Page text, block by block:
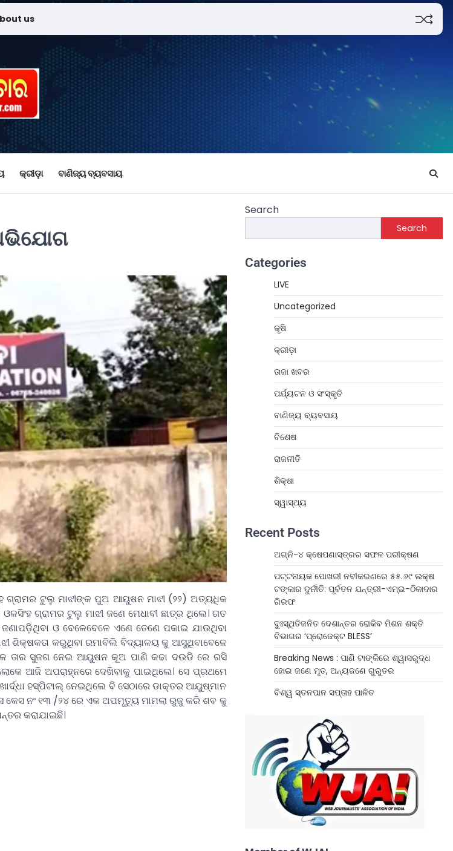
us
କ୍ରୀଡ଼ା ବାଣିଜ୍ୟ ବ୍ୟବସାୟ
ଗ୍ରାମର ଟୁଲୁ ମାଝୀଙ୍କ ପୁଅ ଆୟୁଷନ ମାଝୀ (୨୨) ଅତ୍ୟଧିକ
ଗ୍ରାମର ଟୁଲୁ ମାଝୀ ଜଣେ ମେଧାବୀ ଛାତ୍ର ଥିଲେ। ଗତ
ଓ ବେଳେବେଳେ ଏଣେ ତେଣେ ପକାଇ ଯାଉଥିବା
ଶିକ୍ଷକତା କରୁଥିବା ରମାବିଲି ବିଦ୍ୟାଳୟ କୁ ଆସୁଥିବାବେଳେ
ତାର ସୁଜଗ ନେଇ ଆୟୁଷନ କୂଅ ପାଣି କଢା ଦଉଡି ରେ ରସି
ଆଜି ଅପରାହ୍ନରେ ଦେଖିବାକୁ ପାଇଥିଲେ। ସେ ପ୍ରଥମେ
ହସ୍ପିଟାଲ୍ ନେଇଥିଲେ ବି ସେଠାରେ ଡାକ୍ତର ଆୟୁଷ୍ମାନ
ନଂ ୧୩ /୨୪ ରେ ଏକ ଅପମୃତ୍ୟୁ ମାମଲା ରୁଜୁ କରି ଶବ କୁ
କରାଯାଇଛି।
Search
Search
Categories
LIVE
Uncategorized
କୃଷି
କ୍ରୀଡ଼ା
ତାଜା ଖବର
ପର୍ଯ୍ୟଟନ ଓ ସଂସ୍କୃତି
ବାଣିଜ୍ୟ ବ୍ୟବସାୟ
ବିଶେଷ
ରାଜନୀତି
ଶିକ୍ଷା
ସ୍ୱାସ୍ଥ୍ୟ
Recent Posts
ଅଗ୍ନି-୪ କ୍ଷେପଣାସ୍ତ୍ରର ସଫଳ ପରୀକ୍ଷଣ
ପଟ୍ଟନାୟକ ପୋଖରୀ ନବୀକରଣରେ ୫୫.୬୯ ଲକ୍ଷ
ଟଙ୍କାର ଦୁର୍ନୀତି: ପୂର୍ବତନ ଯନ୍ତ୍ରୀ-ଏମ୍‌ଇ-ଠିକାଦାର
ଗିରଫ
ଦୁଃସ୍ଥିତିଜନିତ ଦେଶାନ୍ତର ରୋକିବ ମିଶନ ଶକ୍ତି
ବିଭାଗର ‘ପ୍ରୋଜେକ୍ଟ BLESS’
Breaking News : ପାଣି ଟାଙ୍କିରେ ଶ୍ୱାସରୁଦ୍ଧ
ହୋଇ ଜଣେ ମୃତ, ଅନ୍ୟଜଣେ ଗୁରୁତର
ବିଶ୍ୱ ସ୍ତନପାନ ସପ୍ତାହ ପାଳିତ